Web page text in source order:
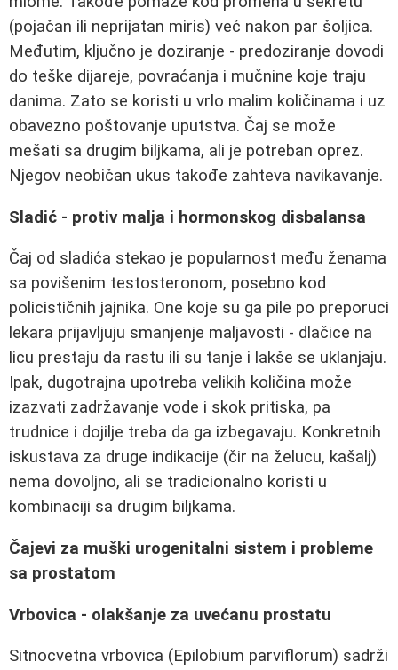
(pojačan ili neprijatan miris) već nakon par šoljica.
Međutim, ključno je doziranje - predoziranje dovodi
do teške dijareje, povraćanja i mučnine koje traju
danima. Zato se koristi u vrlo malim količinama i uz
obavezno poštovanje uputstva. Čaj se može
mešati sa drugim biljkama, ali je potreban oprez.
Njegov neobičan ukus takođe zahteva navikavanje.
Sladić - protiv malja i hormonskog disbalansa
Čaj od sladića stekao je popularnost među ženama
sa povišenim testosteronom, posebno kod
policističnih jajnika. One koje su ga pile po preporuci
lekara prijavljuju smanjenje maljavosti - dlačice na
licu prestaju da rastu ili su tanje i lakše se uklanjaju.
Ipak, dugotrajna upotreba velikih količina može
izazvati zadržavanje vode i skok pritiska, pa
trudnice i dojilje treba da ga izbegavaju. Konkretnih
iskustava za druge indikacije (čir na želucu, kašalj)
nema dovoljno, ali se tradicionalno koristi u
kombinaciji sa drugim biljkama.
Čajevi za muški urogenitalni sistem i probleme
sa prostatom
Vrbovica - olakšanje za uvećanu prostatu
Sitnocvetna vrbovica (Epilobium parviflorum) sadrži